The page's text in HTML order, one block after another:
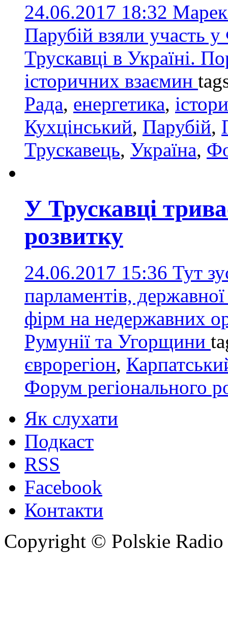
24.06.2017 18:32
Парубій взяли участь
Трускавці в Україні.
історичних взаємин
Рада, енергетика,
Кухцінський, Парубій,
Трускавець, Україна,
У Трускавці
розвитку
24.06.2017 15:36 Тут
парламентів,
фірм на недержавних
Румунії та Угорщини
єврорегіон,
Форум регіонального
Як слухати
Подкаст
RSS
Facebook
Контакти
Copyright © Polskie